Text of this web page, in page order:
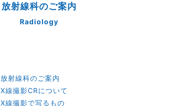
放射線科のご案内
Radiology
放射線科のご案内
X線撮影CRについて
X線撮影で写るもの